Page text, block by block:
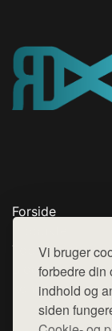
Vi bruger
forbedre din
indhold og
siden
Forside
Top Rabatter
Blog
Kontakt